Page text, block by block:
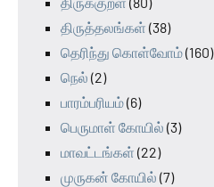
திருத்தலங்கள் (38)
தெரிந்து கொள்வோம்(160)
நெல் (2)
பாரம்பரியம்(6)
பெருமாள் கோயில் (3)
மாவட்டங்கள் (22)
முருகன் கோயில் (7)